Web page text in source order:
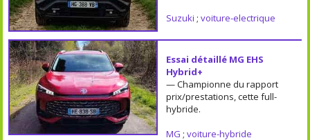
Suzuki ; voiture-electrique
Essai détaillé MG EHS
Hybrid+
— Championne du rapport
prix/prestations, cette full-
hybride.
MG ; voiture-hybride